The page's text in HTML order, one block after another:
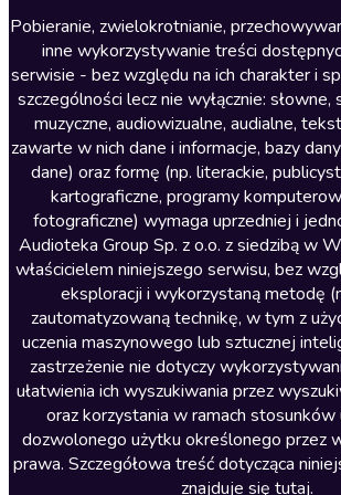
Literatura anglojęzyczna
Literatura faktu
Literatura obyczajowa
Literatura piękna obca
Literatura piękna polska
Nagrania relaksacyjne
Nauka języków
Nauki humanistyczne
Podcasty i audycje
Polityka
Prasa
Religia
Romans
Pobieranie, zwielokrotnianie,
inne wykorzystywanie treści
serwisie - bez względu na ich charakter i
szczególności lecz nie wyłącznie: słowne,
muzyczne, audiowizualne, audialne,
zawarte w nich dane i informacje, bazy
dane) oraz formę (np. literackie,
kartograficzne, programy
fotograficzne) wymaga uprzedniej i
Audioteka Group Sp. z o.o. z siedzibą w
właścicielem niniejszego serwisu, bez
eksploracji i wykorzystaną metodę
zautomatyzowaną technikę, w tym z
uczenia maszynowego lub sztucznej
zastrzeżenie nie dotyczy
ułatwienia ich wyszukiwania przez
oraz korzystania w ramach stosunków
dozwolonego użytku określonego przez
prawa. Szczegółowa treść dotycząca
znajduje się tutaj.